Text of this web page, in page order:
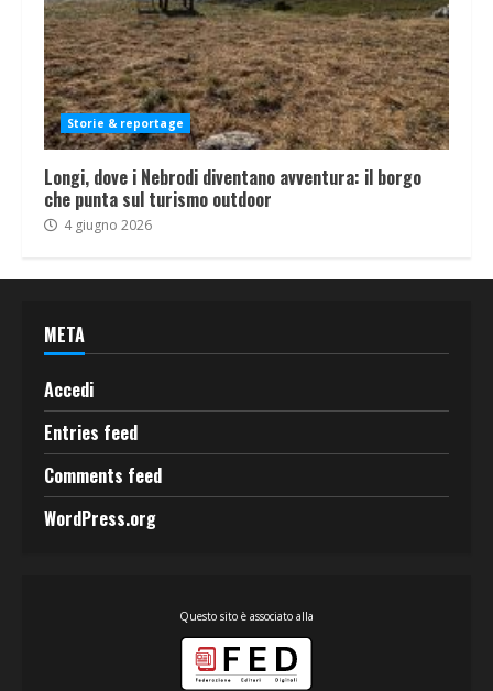
Storie & reportage
Longi, dove i Nebrodi diventano avventura: il borgo
che punta sul turismo outdoor
4 giugno 2026
META
Accedi
Entries feed
Comments feed
WordPress.org
Questo sito è associato alla